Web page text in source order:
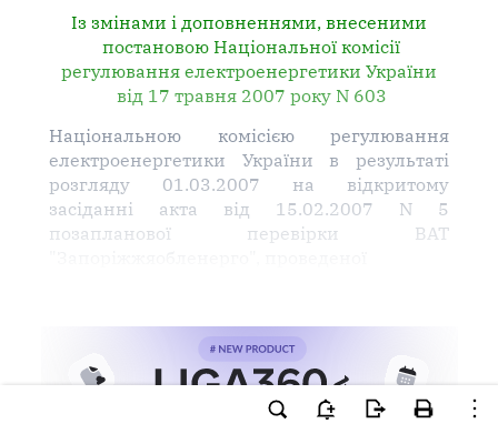
Із змінами і доповненнями, внесеними
постановою Національної комісії
регулювання електроенергетики України
від 17 травня 2007 року N 603
Національною комісією регулювання
електроенергетики України в результаті
розгляду 01.03.2007 на відкритому
засіданні акта від 15.02.2007 N 5
позапланової перевірки ВАТ